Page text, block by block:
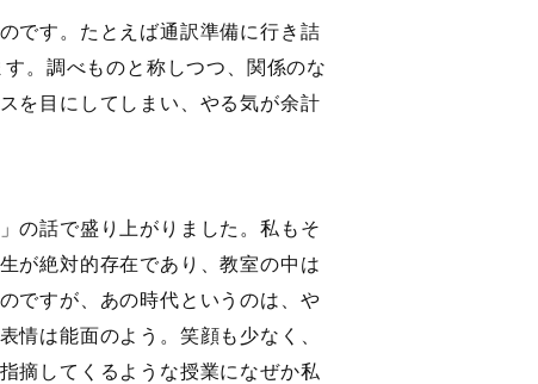
です。たとえば通訳準備に行き詰
。調べものと称しつつ、関係のな
を目にしてしまい、やる気が余計
の話で盛り上がりました。私もそ
が絶対的存在であり、教室の中は
ですが、あの時代というのは、や
情は能面のよう。笑顔も少なく、
摘してくるような授業になぜか私